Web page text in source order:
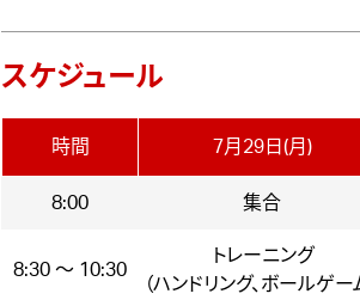
スケジュール
時間 7月29日(月)
8:00 集合
8:30 ～ 10:30
トレーニング
（ハンドリング、ボールゲー